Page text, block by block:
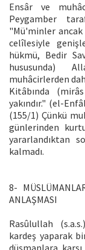
Ensâr ve
Peygamber
"Mü'minler
celîlesiyle
hükmü, Bedir
hususunda)
muhâcirlerden
Kitâbında
yakındır." (el-
(155/1) Çünkü
günlerinden
yararlandıktan
kalmadı.
8-
ANLAŞMASI
Rasûlullah
kardeş yaparak